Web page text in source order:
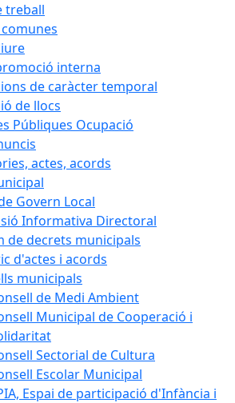
treball
comunes
interna
de caràcter temporal
de llocs
Públiques Ocupació
actes, acords
Govern Local
Informativa Directoral
de decrets municipals
d'actes i acords
municipals
de Medi Ambient
Municipal de Cooperació i
Sectorial de Cultura
Escolar Municipal
Espai de participació d'Infància i